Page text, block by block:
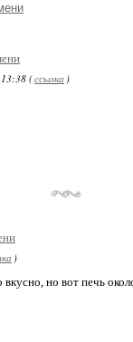
(ссылка )
)
но вот печь